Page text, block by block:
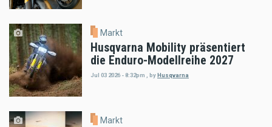
Markt
Husqvarna Mobility präsentiert
die Enduro-Modellreihe 2027
Jul 03 2026 - 8:32pm byHusqvarna
Markt